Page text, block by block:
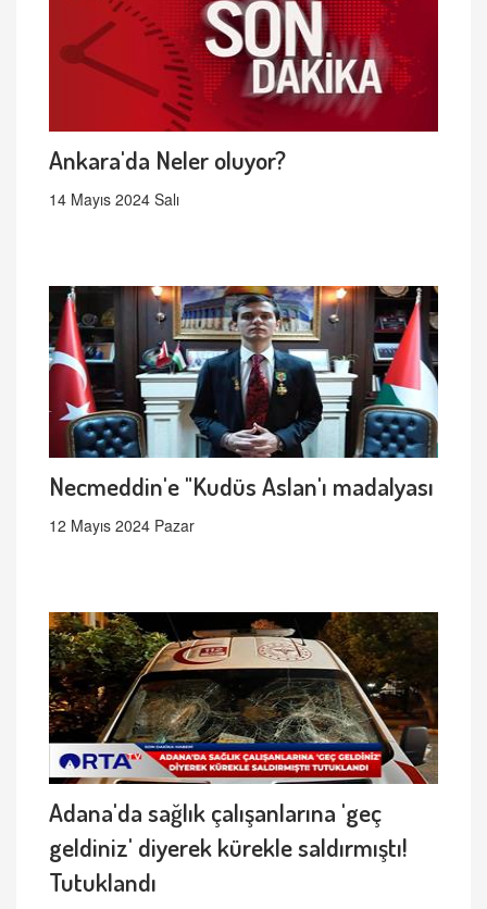
Ankara'da Neler oluyor?
14 Mayıs 2024 Salı
Necmeddin'e "Kudüs Aslan'ı madalyası
12 Mayıs 2024 Pazar
Adana'da sağlık çalışanlarına 'geç
geldiniz' diyerek kürekle saldırmıştı!
Tutuklandı